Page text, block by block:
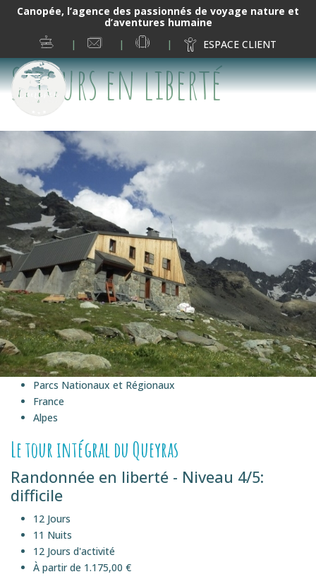
Canopée, l’agence des passionnés de voyage nature et
d’aventures humaine
ESPRIT
CANOPÉE
NOUS
CONTACTER19
38
02
ESPACE CLIENT
Séjours en liberté
Parcs Nationaux et Régionaux
France
Alpes
Le tour intégral du Queyras
Randonnée en liberté - Niveau 4/5:
difficile
12 Jours
11 Nuits
12 Jours d'activité
À partir de 1.175,00 €